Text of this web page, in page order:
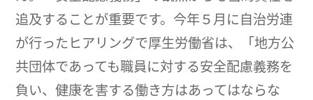
追及することが重要です。今年５月に自治労連
が行ったヒアリングで厚生労働省は、「地方公
共団体であっても職員に対する安全配慮義務を
負い、健康を害する働き方はあってはならな